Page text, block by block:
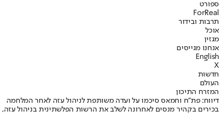
ספורט
ForReal
תרבות ובידור
אוכל
מגזין
אנחנו מגייסים
English
X
חדשות
העולם
המזרח התיכון
דיווח: פת"ח וחמאס סיכמו על ועדה משותפת לניהול עזה לאחר המלחמה
בכירים בקהיר מנסים לאחרונה לשלב את הרשות הפלשתינית בניהול עזה,